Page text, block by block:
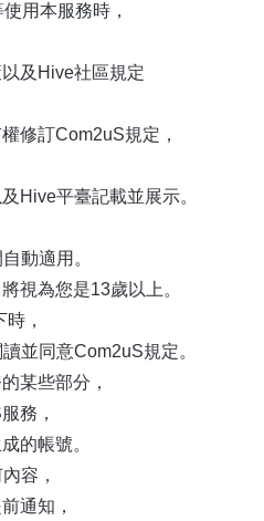
用本服務時，
及Hive社區規定
修訂Com2uS規定，
Hive平臺記載並展示。
動適用。
視為您是13歲以上。
，
並同意Com2uS規定。
某些部分，
務，
的帳號。
容，
通知，